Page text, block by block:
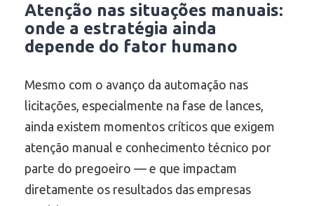
Atenção nas situações manuais:
onde a estratégia ainda
depende do fator humano
Mesmo com o avanço da automação nas
licitações, especialmente na fase de lances,
ainda existem momentos críticos que exigem
atenção manual e conhecimento técnico por
parte do pregoeiro — e que impactam
diretamente os resultados das empresas